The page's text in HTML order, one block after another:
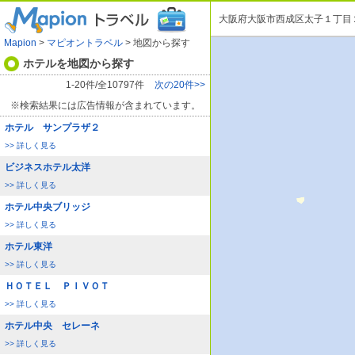
Mapion > マピオントラベル > 地図から探す
ホテルを地図から探す
1-20件/全10797件
次の20件>>
※検索結果には広告情報が含まれています。
ホテル サンプラザ２
>> 詳しく見る
ビジネスホテル太洋
>> 詳しく見る
ホテル中央ブリッジ
>> 詳しく見る
ホテル東洋
>> 詳しく見る
ＨＯＴＥＬ ＰＩＶＯＴ
>> 詳しく見る
ホテル中央 セレーネ
>> 詳しく見る
大阪府大阪市西成区太子１丁目